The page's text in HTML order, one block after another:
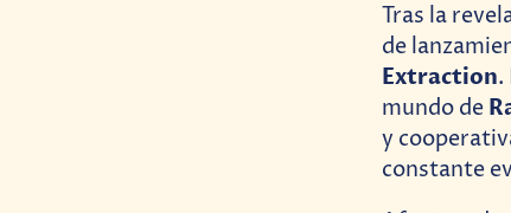
Tras la
de
Extraction.
mundo de
y
constante